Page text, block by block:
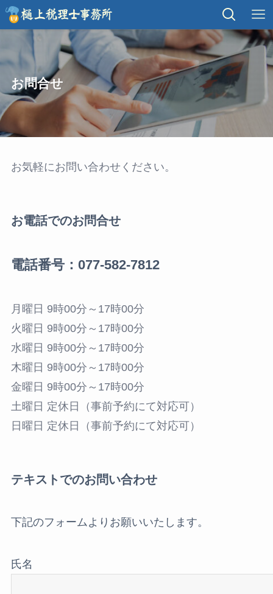
お問合せ
お気軽にお問い合わせください。
お電話でのお問合せ
電話番号：077-582-7812
月曜日 9時00分～17時00分
火曜日 9時00分～17時00分
水曜日 9時00分～17時00分
木曜日 9時00分～17時00分
金曜日 9時00分～17時00分
土曜日 定休日（事前予約にて対応可）
日曜日 定休日（事前予約にて対応可）
テキストでのお問い合わせ
下記のフォームよりお願いいたします。
こ
氏名